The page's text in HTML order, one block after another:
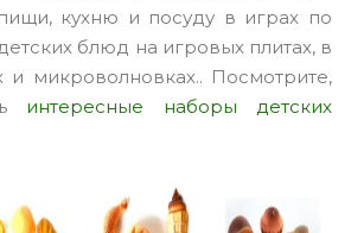
кухню и посуду в играх по
блюд на игровых плитах, в
и микроволновках.. Посмотрите,
интересные наборы детских